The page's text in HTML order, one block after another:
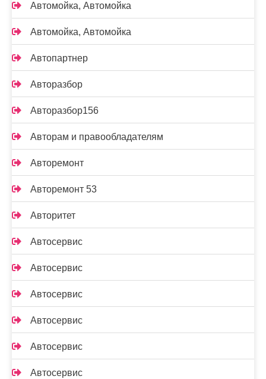
Автомойка, Автомойка
Автомойка, Автомойка
Автопартнер
Авторазбор
Авторазбор156
Авторам и правообладателям
Авторемонт
Авторемонт 53
Авторитет
Автосервис
Автосервис
Автосервис
Автосервис
Автосервис
Автосервис